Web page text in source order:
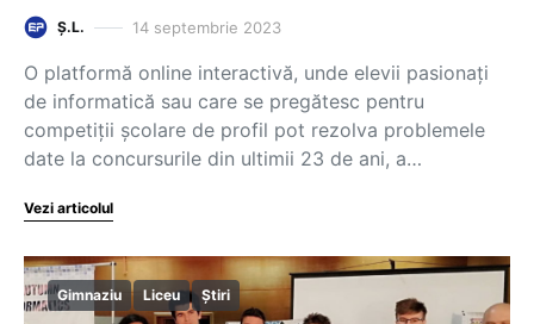
Ș.L. 14 septembrie 2023
O platformă online interactivă, unde elevii pasionați
de informatică sau care se pregătesc pentru
competiții școlare de profil pot rezolva problemele
date la concursurile din ultimii 23 de ani, a…
Vezi articolul
Gimnaziu Liceu Știri